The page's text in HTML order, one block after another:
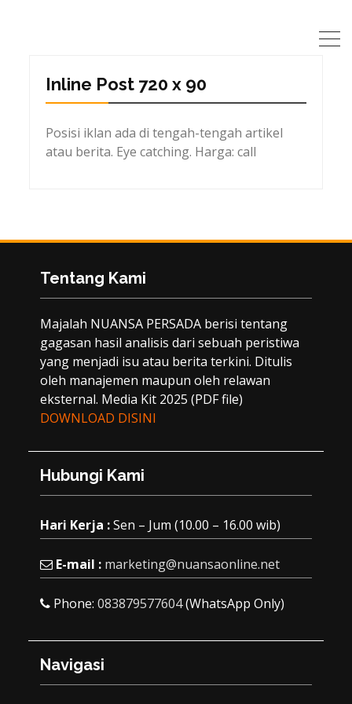
Inline Post 720 x 90
Posisi iklan ada di tengah-tengah artikel
atau berita. Eye catching. Harga: call
Tentang Kami
Majalah NUANSA PERSADA berisi tentang
gagasan hasil analisis dari sebuah peristiwa
yang menjadi isu atau berita terkini. Ditulis
oleh manajemen maupun oleh relawan
eksternal. Media Kit 2025 (PDF file)
DOWNLOAD DISINI
Hubungi Kami
Hari Kerja :Sen – Jum (10.00 – 16.00 wib)
E-mail : marketing@nuansaonline.net
Phone: 083879577604(WhatsApp Only)
Navigasi